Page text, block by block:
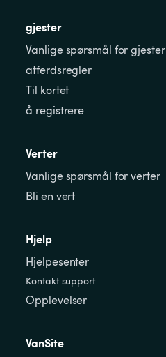
gjester
Vanlige spørsmål for gjester
atferdsregler
Til kortet
å registrere
Verter
Vanlige spørsmål for verter
Bli en vert
Hjelp
Hjelpesenter
Kontakt support
Opplevelser
VanSite